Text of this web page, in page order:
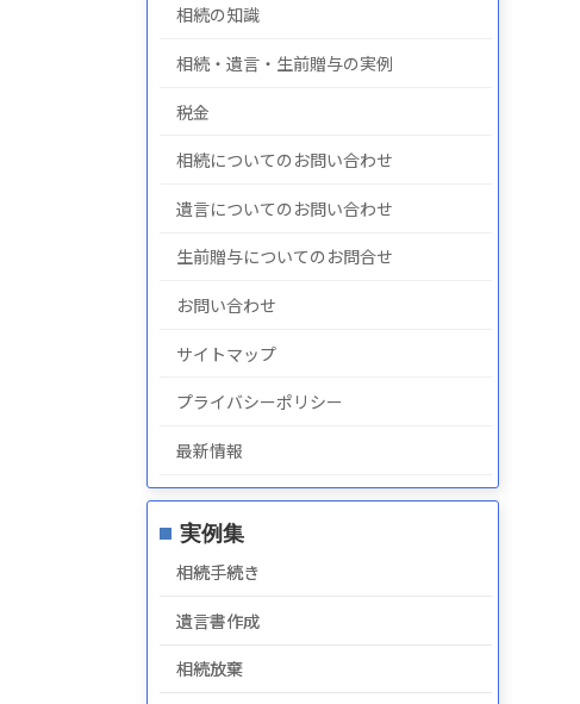
相続の知識
相続・遺言・生前贈与の実例
税金
相続についてのお問い合わせ
遺言についてのお問い合わせ
生前贈与についてのお問合せ
お問い合わせ
サイトマップ
プライバシーポリシー
最新情報
実例集
相続手続き
遺言書作成
相続放棄